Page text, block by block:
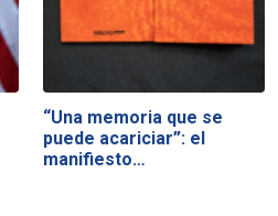
“Una memoria que se
puede acariciar”: el
manifiesto…